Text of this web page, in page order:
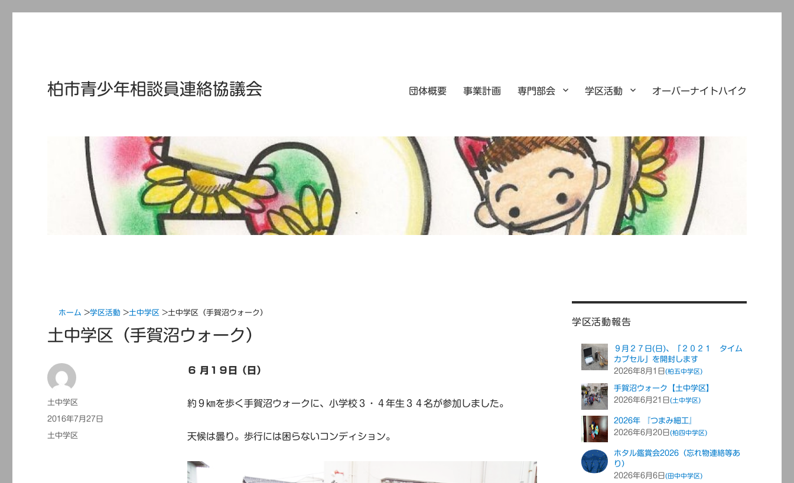
柏市青少年相談員連絡協議会 団体概要 事業計画 専門部会 学区活動 オーバーナイトハイク
ホーム >学区活動 >土中学区 >土中学区（手賀沼ウォーク）
土中学区（手賀沼ウォーク）
６ 月１９日（日）
約９㎞を歩く手賀沼ウォークに、小学校３・４年生３４名が参加しました。
天候は曇り。歩行には困らないコンディション。
投
稿
土中学区
投
稿
2016年7月27日
カ
土中学区
学区活動報告
９月２７日(日)、「２０２１ タイム
カプセル」を開封します
2026年8月1日(柏五中学区)
手賀沼ウォーク【土中学区】
2026年6月21日(土中学区)
2026年 『つまみ細工』
2026年6月20日(柏四中学区)
ホタル鑑賞会2026（忘れ物連絡等あ
り）
2026年6月6日(田中中学区)